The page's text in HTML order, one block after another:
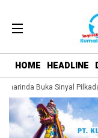
HOME HEADLINE
Buka Sinyal Pilkada,